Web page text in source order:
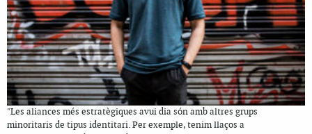
"Les aliances més estratègiques avui dia són amb altres grups
minoritaris de tipus identitari. Per exemple, tenim llaços a